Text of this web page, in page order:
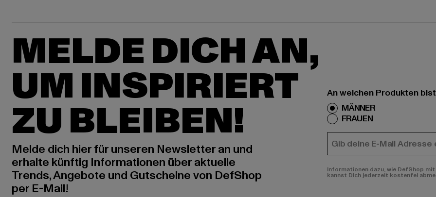
MELDE DICH AN,
UM INSPIRIERT
ZU BLEIBEN!
Melde dich hier für unseren Newsletter an und
erhalte künftig Informationen über aktuelle
Trends, Angebote und Gutscheine von DefShop
per E-Mail!
An welchen Produkten
MÄNNER
FRAUEN
E-MAIL
Informationen dazu, wie DefShop
kannst Dich jederzeit kostenfei